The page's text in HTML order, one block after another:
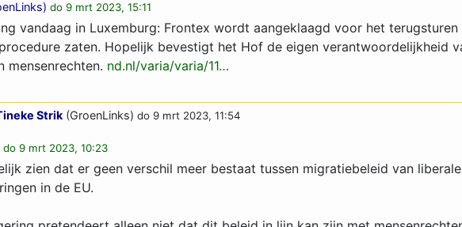
) do 9 mrt 2023, 15:11
vandaag in Luxemburg: Frontex wordt aangeklaagd voor het
zaten. Hopelijk bevestigt het Hof de eigen verantwoordelijkheid
mensenrechten. nd.nl/varia/varia/11…
Strik (GroenLinks) do 9 mrt 2023, 11:54
do 9 mrt 2023, 10:23
zien dat er geen verschil meer bestaat tussen migratiebeleid van
in de EU.